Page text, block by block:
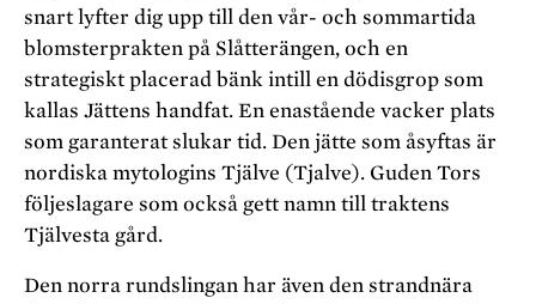
snart lyfter dig upp till den vår- och sommartida
blomsterprakten på Slåtterängen, och en
strategiskt placerad bänk intill en dödisgrop som
kallas Jättens handfat. En enastående vacker plats
som garanterat slukar tid. Den jätte som åsyftas är
nordiska mytologins Tjälve (Tjalve). Guden Tors
följeslagare som också gett namn till traktens
Tjälvesta gård.
Den norra rundslingan har även den strandnära